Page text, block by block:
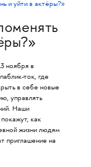
ноября в
ток, где
в себе новые
управлять
Наши
как
жизни людям
приглашение на